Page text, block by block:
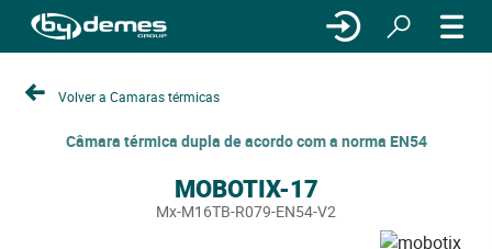
Volver a Camaras térmicas
Câmara térmica dupla de acordo com a norma EN54
MOBOTIX-17
Mx-M16TB-R079-EN54-V2